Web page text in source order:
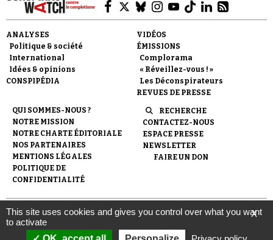
ANALYSES
Politique & société
International
Idées & opinions
CONSPIPÉDIA
VIDÉOS
ÉMISSIONS
Complorama
« Réveillez-vous ! »
Les Déconspirateurs
REVUES DE PRESSE
QUI SOMMES-NOUS ?
NOTRE MISSION
NOTRE CHARTE ÉDITORIALE
NOS PARTENAIRES
MENTIONS LÉGALES
POLITIQUE DE
CONFIDENTIALITÉ
RECHERCHE
CONTACTEZ-NOUS
ESPACE PRESSE
NEWSLETTER
FAIRE UN DON
© 2007-2026Conspiracy Watch| Une réalisation de
l'Observatoire du conspirationnisme (association loi de 1901) avec
le soutien de la Fondation pour la Mémoire de la Shoah.
X
This site uses cookies and gives you control over what you want
to activate